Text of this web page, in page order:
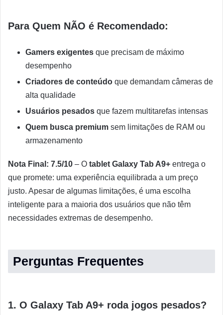
Para Quem NÃO é Recomendado:
Gamers exigentes que precisam de máximo
desempenho
Criadores de conteúdo que demandam câmeras de
alta qualidade
Usuários pesados que fazem multitarefas intensas
Quem busca premium sem limitações de RAM ou
armazenamento
Nota Final: 7.5/10 – O tablet Galaxy Tab A9+ entrega o
que promete: uma experiência equilibrada a um preço
justo. Apesar de algumas limitações, é uma escolha
inteligente para a maioria dos usuários que não têm
necessidades extremas de desempenho.
Perguntas Frequentes
1. O Galaxy Tab A9+ roda jogos pesados?